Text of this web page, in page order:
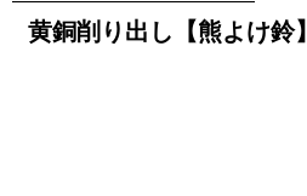
黄銅削り出し【熊よけ鈴】